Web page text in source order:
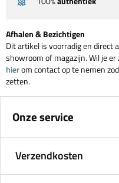
Afhalen & Bezichtigen
Dit artikel is voorradig en direct
showroom of magazijn. Wil je
hierom contact op te nemen
zetten.
Onze service
Verzendkosten